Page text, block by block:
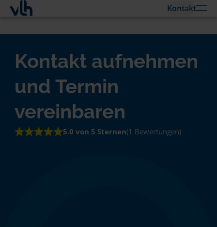
Kontakt
Kontakt aufnehmen
und Termin
vereinbaren
5.0 von 5 Sternen(1 Bewertungen)